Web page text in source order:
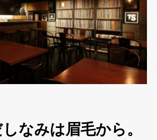
なみは眉毛から。